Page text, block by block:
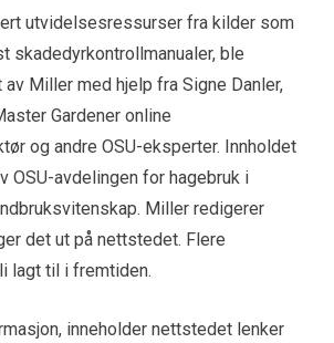
utvidelsesressurser fra kilder som
skadedyrkontrollmanualer, ble
Miller med hjelp fra Signe Danler,
Gardener online
og andre OSU-eksperter. Innholdet
OSU-avdelingen for hagebruk i
Miller redigerer
det ut på nettstedet. Flere
lagt til i fremtiden.
inneholder nettstedet lenker